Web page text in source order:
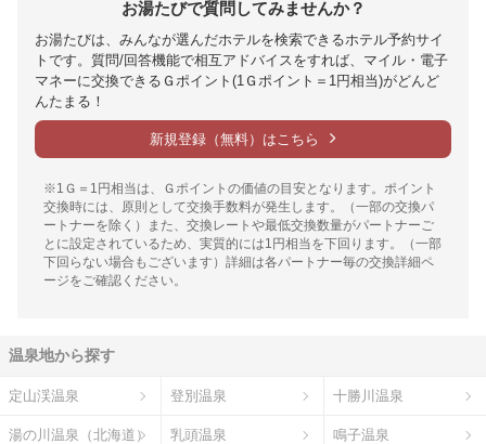
お湯たびで質問してみませんか？
お湯たびは、みんなが選んだホテルを検索できるホテル予約サイ
トです。質問/回答機能で相互アドバイスをすれば、マイル・電子
マネーに交換できるＧポイント(1Ｇポイント＝1円相当)がどんど
んたまる！
新規登録（無料）はこちら
※1Ｇ＝1円相当は、Ｇポイントの価値の目安となります。ポイント
交換時には、原則として交換手数料が発生します。（一部の交換パ
ートナーを除く）また、交換レートや最低交換数量がパートナーご
とに設定されているため、実質的には1円相当を下回ります。（一部
下回らない場合もございます）詳細は各パートナー毎の交換詳細ペ
ージをご確認ください。
温泉地から探す
定山渓温泉 登別温泉 十勝川温泉
湯の川温泉（北海道） 乳頭温泉 鳴子温泉